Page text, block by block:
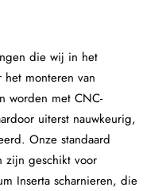
die wij in het
monteren van
worden met CNC-
uiterst nauwkeurig,
Onze standaard
zijn geschikt voor
Inserta scharnieren, die